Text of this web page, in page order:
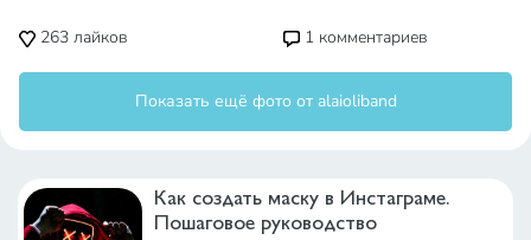
263 лайков 1 комментариев
Показать ещё фото от alaioliband
Как создать маску в Инстаграме.
Пошаговое руководство